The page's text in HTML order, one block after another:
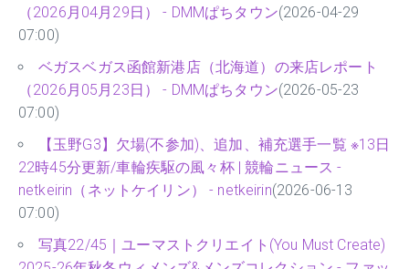
（2026月04月29日） - DMMぱちタウン(2026-04-29
07:00)
ベガスベガス函館新港店（北海道）の来店レポート
（2026月05月23日） - DMMぱちタウン(2026-05-23
07:00)
【玉野G3】欠場(不参加)、追加、補充選手一覧 ※13日
22時45分更新/車輪疾駆の風々杯 | 競輪ニュース -
netkeirin（ネットケイリン） - netkeirin(2026-06-13
07:00)
写真22/45｜ユーマストクリエイト(You Must Create)